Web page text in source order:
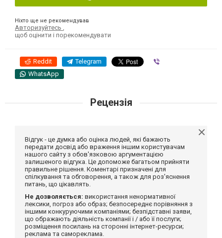
Ніхто ще не рекомендував
Авторизуйтесь
щоб оцінити і порекомендувати
Reddit Telegram
WhatsApp
Рецензія
Відгук - це думка або оцінка людей, які бажають
передати досвід або враження іншим користувачам
нашого сайту з обов'язковою аргументацією
залишеного відгука. Це допоможе багатьом прийняти
правильне рішення. Коментарі призначені для
спілкування та обговорення, а також для роз'яснення
питань, що цікавлять.
Не дозволяється: використання ненормативної
лексики, погроз або образ; безпосереднє порівняння з
іншими конкуруючими компаніями; безпідставні заяви,
що ображають діяльність компанії і / або її послуги;
розміщення посилань на сторонні інтернет-ресурси;
реклама та самореклама.